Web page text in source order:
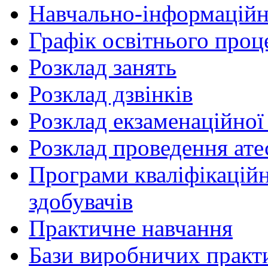
Навчально-
Графік освітнього
Розклад занять
Розклад дзвінків
Розклад екзаменаційної
Розклад проведення
Програми
здобувачів
Практичне навчання
Бази виробничих